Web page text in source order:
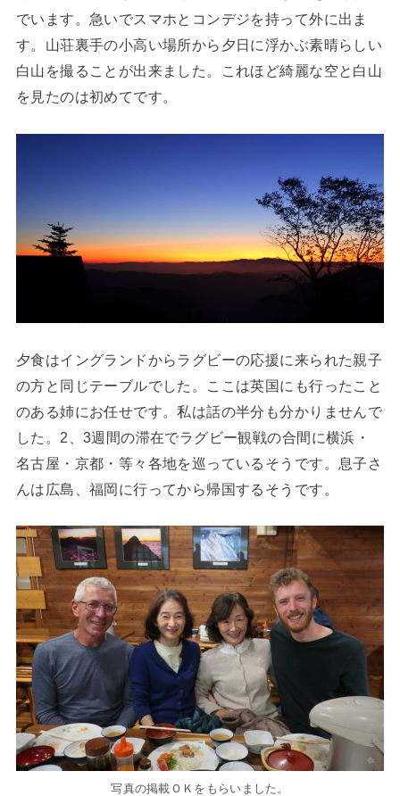
でいます。急いでスマホとコンデジを持って外に出ま
す。山荘裏手の小高い場所から夕日に浮かぶ素晴らしい
白山を撮ることが出来ました。これほど綺麗な空と白山
を見たのは初めてです。
夕食はイングランドからラグビーの応援に来られた親子
の方と同じテーブルでした。ここは英国にも行ったこと
のある姉にお任せです。私は話の半分も分かりませんで
した。2、3週間の滞在でラグビー観戦の合間に横浜・
名古屋・京都・等々各地を巡っているそうです。息子さ
んは広島、福岡に行ってから帰国するそうです。
写真の掲載ＯＫをもらいました。